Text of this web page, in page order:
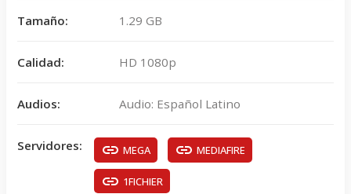
Tamaño: 1.29 GB
Calidad: HD 1080p
Audios: Audio: Español Latino
Servidores: MEGA MEDIAFIRE
1FICHIER